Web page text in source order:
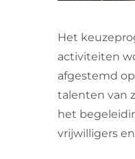
Het
activiteiten
afgestemd
talenten van
het
vrijwilligers